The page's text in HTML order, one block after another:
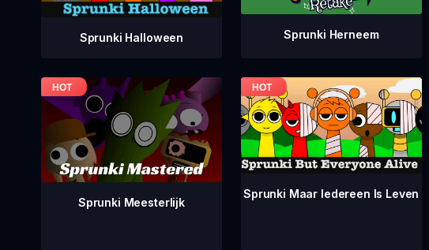
Sprunki Halloween Sprunki Herneem
Sprunki Meesterlijk
Sprunki Maar Iedereen Is Leven